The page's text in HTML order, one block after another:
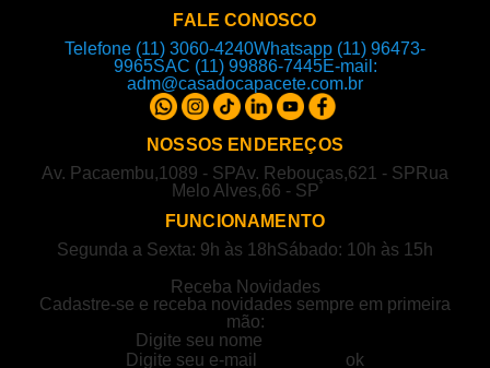
FALE CONOSCO
Telefone (11) 3060-4240Whatsapp (11) 96473-
9965SAC (11) 99886-7445E-mail:
adm@casadocapacete.com.br
NOSSOS ENDEREÇOS
Av. Pacaembu,1089 - SPAv. Rebouças,621 - SP Rua
Melo Alves,66 - SP
FUNCIONAMENTO
Segunda a Sexta: 9h às 18hSábado: 10h às 15h
Receba Novidades
Cadastre-se e receba novidades sempre em primeira
mão: